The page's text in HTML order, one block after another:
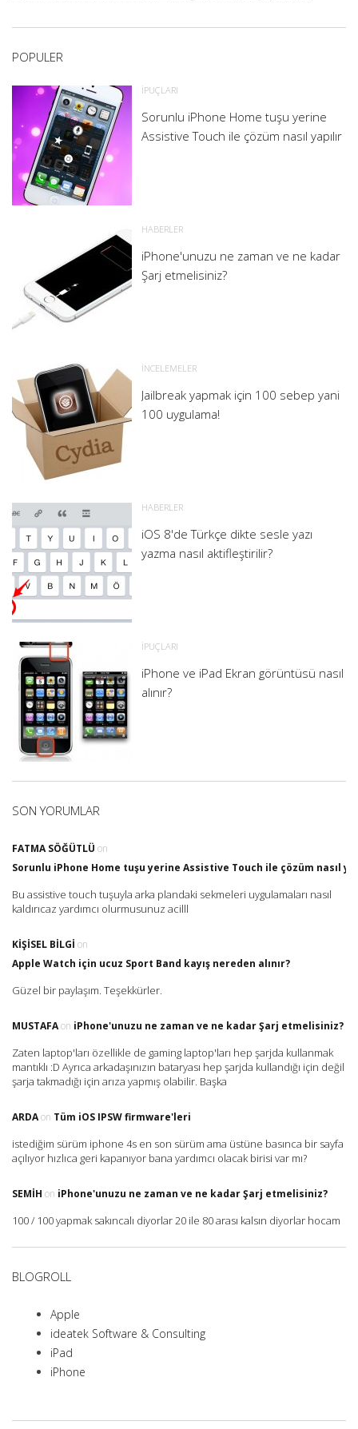
POPULER
İPUÇLARI
Sorunlu iPhone Home tuşu yerine
Assistive Touch ile çözüm nasıl yapılır
HABERLER
iPhone'unuzu ne zaman ve ne kadar
Şarj etmelisiniz?
İNCELEMELER
Jailbreak yapmak için 100 sebep yani
100 uygulama!
HABERLER
iOS 8'de Türkçe dikte sesle yazı
yazma nasıl aktifleştirilir?
İPUÇLARI
iPhone ve iPad Ekran görüntüsü nasıl
alınır?
SON YORUMLAR
FATMA SÖĞÜTLÜ on
Sorunlu iPhone Home tuşu yerine Assistive Touch ile çözüm nasıl
Bu assistive touch tuşuyla arka plandaki sekmeleri uygulamaları nasıl
kaldırıcaz yardımcı olurmusunuz acilll
KIŞISEL BILGI on
Apple Watch için ucuz Sport Band kayış nereden alınır?
Güzel bir paylaşım. Teşekkürler.
MUSTAFAon iPhone'unuzu ne zaman ve ne kadar Şarj etmelisiniz?
Zaten laptop'ları özellikle de gaming laptop'ları hep şarjda kullanmak
mantıklı :D Ayrıca arkadaşınızın bataryası hep şarjda kullandığı için değil
şarja takmadığı için arıza yapmış olabilir. Başka
ARDAon Tüm iOS IPSW firmware'leri
istediğim sürüm iphone 4s en son sürüm ama üstüne basınca bir sayfa
açılıyor hızlıca geri kapanıyor bana yardımcı olacak birisi var mı?
SEMIH on iPhone'unuzu ne zaman ve ne kadar Şarj etmelisiniz?
100 / 100 yapmak sakıncalı diyorlar 20 ile 80 arası kalsın diyorlar hocam
BLOGROLL
Apple
ideatek Software & Consulting
iPad
iPhone